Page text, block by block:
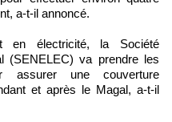
a-t-il annoncé.
en électricité, la Société
(SENELEC) va prendre les
assurer une couverture
et après le Magal, a-t-il